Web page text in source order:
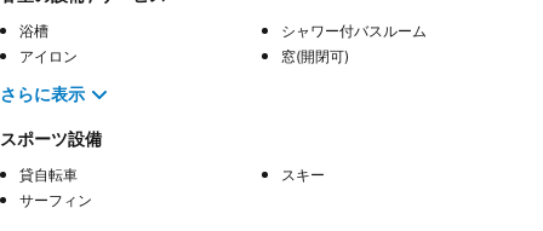
浴槽
シャワー付バスルーム
アイロン
窓(開閉可)
さらに表示
スポーツ設備
貸自転車
スキー
サーフィン